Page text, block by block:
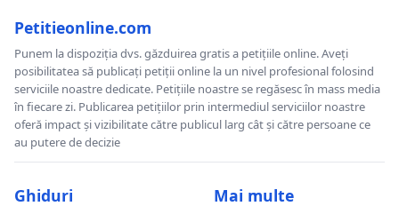
Petitieonline.com
Punem la dispoziția dvs. găzduirea gratis a petițiile online. Aveți
posibilitatea să publicați petiții online la un nivel profesional folosind
serviciile noastre dedicate. Petițiile noastre se regăsesc în mass media
în fiecare zi. Publicarea petițiilor prin intermediul serviciilor noastre
oferă impact și vizibilitate către publicul larg cât și către persoane ce
au putere de decizie
Ghiduri Mai multe